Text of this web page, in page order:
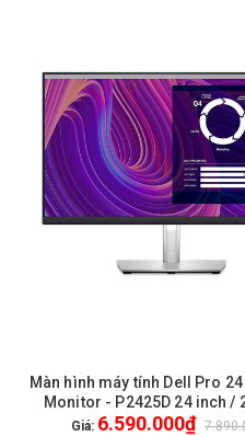
HẾT HÀNG
Màn hình máy tính Dell Pro 24
Monitor - P2425D 24 inch /
HDMI / USB-C / New /
Giá: 6.590.000₫